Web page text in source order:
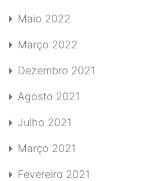
Maio 2022
Março 2022
Dezembro 2021
Agosto 2021
Julho 2021
Março 2021
Fevereiro 2021